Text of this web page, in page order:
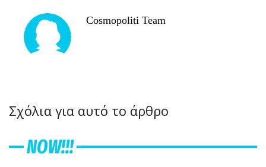
Cosmopoliti Team
Σχόλια για αυτό το άρθρο
NOW!!!